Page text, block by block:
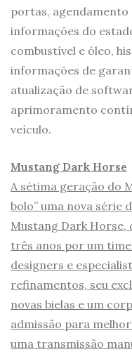
portas,
informações do
combustível e óleo,
informações de
atualização de
aprimoramento
veículo.
Mustang Dark Horse
A sétima geração do
bolo” uma nova série
Mustang Dark Horse,
três anos por um
designers e
refinamentos, seu
novas bielas e um
admissão para
uma transmissão